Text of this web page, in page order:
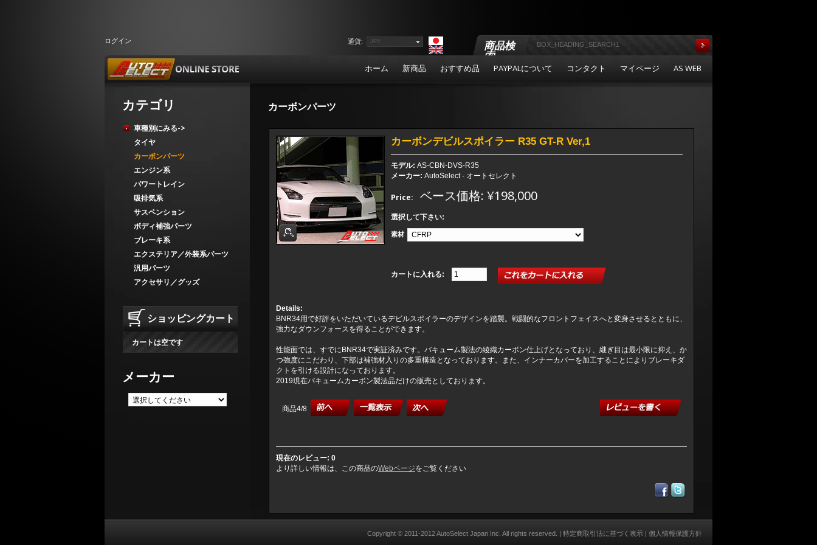
ログイン 商品検
索
ホーム 新商品 おすすめ品 PAYPALについて コンタクト マイページ AS WEB
通貨: JPY
カテゴリ
車種別にみる->
タイヤ
カーボンパーツ
エンジン系
パワートレイン
吸排気系
サスペンション
ボディ補強パーツ
ブレーキ系
エクステリア／外装系パーツ
汎用パーツ
アクセサリ／グッズ
ショッピングカート
カートは空です
メーカー
カーボンパーツ
カーボンデビルスポイラー R35 GT-R Ver,1
モデル: AS-CBN-DVS-R35
メーカー: AutoSelect - オートセレクト
Price: ベース価格: ¥198,000
選択して下さい:
素材
カートに入れる:
Details:
BNR34用で好評をいただいているデビルスポイラーのデザインを踏襲。戦闘的なフロントフェイスへと変身させるとともに、
強力なダウンフォースを得ることができます。
性能面では、すでにBNR34で実証済みです。バキューム製法の綾織カーボン仕上げとなっており、継ぎ目は最小限に抑え、か
つ強度にこだわり、下部は補強材入りの多重構造となっております。また、インナーカバーを加工することによりブレーキダ
クトを引ける設計になっております。
2019現在バキュームカーボン製法品だけの販売としております。
商品4/8
現在のレビュー: 0
より詳しい情報は、この商品のWebページをご覧ください
Copyright © 2011-2012AutoSelect Japan Inc. All rights reserved. | 特定商取引法に基づく表示 | 個人情報保護方針